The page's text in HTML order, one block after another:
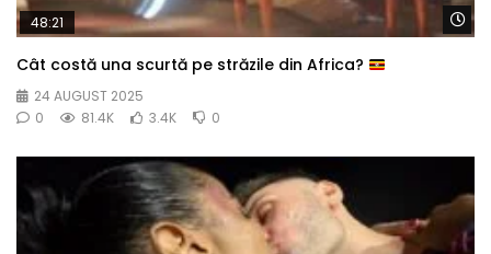
48:21
Cât costă una scurtă pe străzile din Africa?
24 AUGUST 2025
0
81.4K 3.4K 0